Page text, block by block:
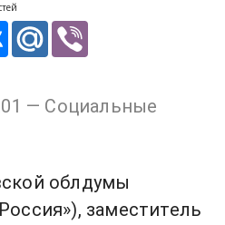
— Социальные
облдумы
заместитель